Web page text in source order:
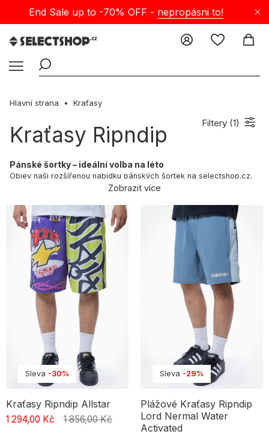
End Sale up to -70% OFF - nepropásni to!
Hlavní strana Kraťasy
Kraťasy Ripndip Filtery (1)
Pánské šortky – ideální volba na léto
Objev naši rozšířenou nabídku pánských šortek na selectshop.cz,
která spojuje moderní styl s neuvěřitelným pohodlím. Naše nabídka
obzvlášť během horkých letních dnů. Ať už hledáš klasické pánské
šortky, stylové jortsy nebo sportovní kousky – u nás si určitě
vybereš. Každý model je pečlivě vybrán s ohledem na kvalitu
materiálů a precizní zpracování. Díky tomu naše šortky nejen
skvěle vypadají, ale i pohodlně sedí. Moderní technologie zajišťují,
že modely jako baggy jortsy nebo teplákové šortky skvěle fungují
pro každodenní nošení a zároveň podtrhnou tvůj osobitý styl.
Styl a pohodlí – jak sladit šortky se zbytkem outfitu
Léto je čas, kdy se pohodlí a styl spojují. Naše pánské šortky
nejsou jen základní kousek šatníku – jsou způsobem, jak vyjádřit
svou osobnost. Skvěle ladí s lehkými košilemi, tričky i casual saky.
Díky nim vytvoříš originální outfity, které se hodí jak na každodenní
procházky, tak na letní akce. Ať už sáhneš po klasických šortkách,
jortsech nebo džínových modelech – každý z nich podtrhne tvůj
styl a pomůže ti užít si léto naplno.
Zobrazit více
Sleva -30%
Kraťasy Ripndip Allstar
1 294,00 Kč 1 856,00 Kč
Sleva -29%
Plážové Kraťasy Ripndip
Lord Nermal Water
Activated